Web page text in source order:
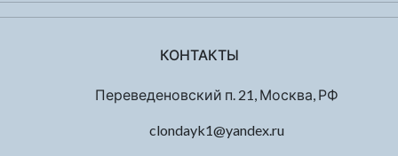
КОНТАКТЫ
Переведеновский п. 21, Москва, РФ
clondayk1@yandex.ru